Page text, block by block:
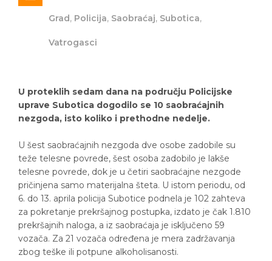
Grad, Policija, Saobraćaj, Subotica,
Vatrogasci
U proteklih sedam dana na području Policijske
uprave Subotica dogodilo se 10 saobraćajnih
nezgoda, isto koliko i prethodne nedelje.
U šest saobraćajnih nezgoda dve osobe zadobile su
teže telesne povrede, šest osoba zadobilo je lakše
telesne povrede, dok je u četiri saobraćajne nezgode
pričinjena samo materijalna šteta. U istom periodu, od
6. do 13. aprila policija Subotice podnela je 102 zahteva
za pokretanje prekršajnog postupka, izdato je čak 1.810
prekršajnih naloga, a iz saobraćaja je isključeno 59
vozača. Za 21 vozača određena je mera zadržavanja
zbog teške ili potpune alkoholisanosti.